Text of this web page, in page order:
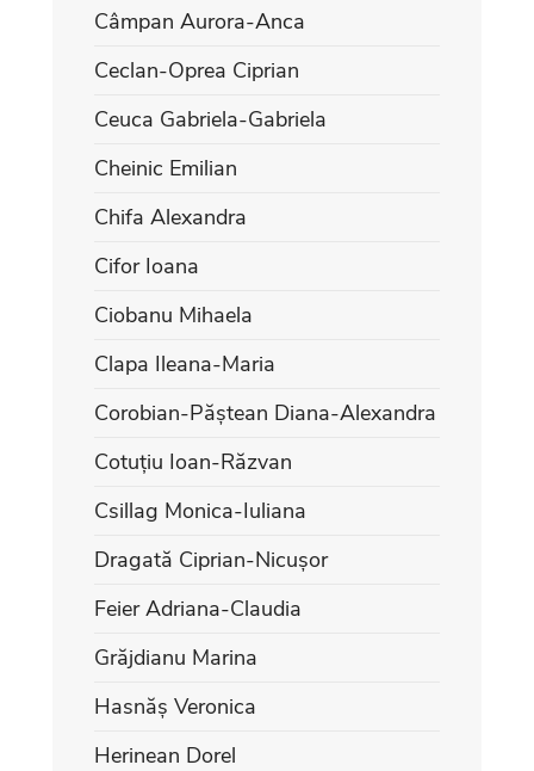
Câmpan Aurora-Anca
Ceclan-Oprea Ciprian
Ceuca Gabriela-Gabriela
Cheinic Emilian
Chifa Alexandra
Cifor Ioana
Ciobanu Mihaela
Clapa Ileana-Maria
Corobian-Păștean Diana-Alexandra
Cotuțiu Ioan-Răzvan
Csillag Monica-Iuliana
Dragată Ciprian-Nicușor
Feier Adriana-Claudia
Grăjdianu Marina
Hasnăș Veronica
Herinean Dorel